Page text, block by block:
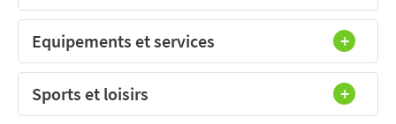
Equipements et services
Sports et loisirs